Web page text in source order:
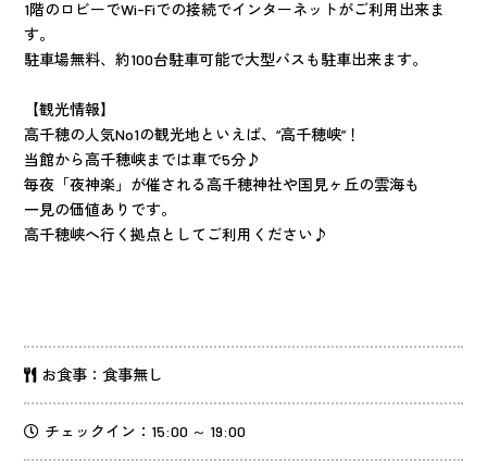
1階のロビーでWi-Fiでの接続でインターネットがご利用出来ま
す。
駐車場無料、約100台駐車可能で大型バスも駐車出来ます。
【観光情報】
高千穂の人気No1の観光地といえば、“高千穂峡”！
当館から高千穂峡までは車で5分♪
毎夜「夜神楽」が催される高千穂神社や国見ヶ丘の雲海も
一見の価値ありです。
高千穂峡へ行く拠点としてご利用ください♪
お食事：食事無し
チェックイン：15:00 ～ 19:00